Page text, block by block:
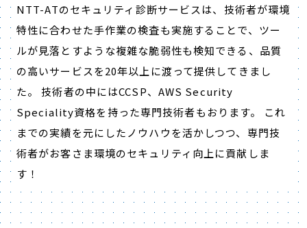
NTT-ATのセキュリティ診断サービスは、技術者が環境
特性に合わせた手作業の検査も実施することで、ツー
ルが見落とすような複雑な脆弱性も検知できる、品質
の高いサービスを20年以上に渡って提供してきまし
た。 技術者の中にはCCSP、AWS Security
Speciality資格を持った専門技術者もおります。 これ
までの実績を元にしたノウハウを活かしつつ、専門技
術者がお客さま環境のセキュリティ向上に貢献しま
す！